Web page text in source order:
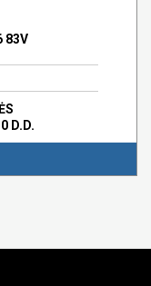
83V
D.D.